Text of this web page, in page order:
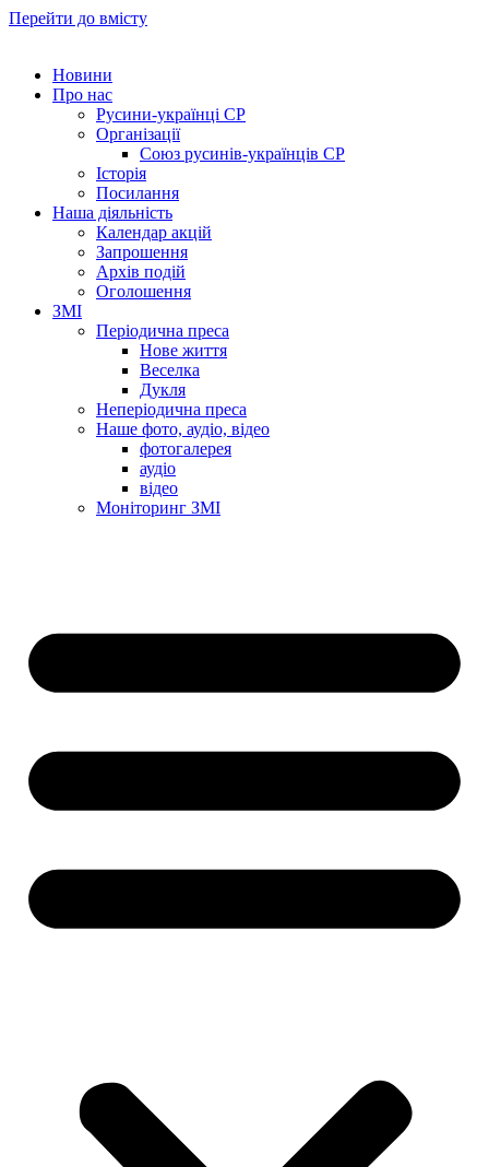
Перейти до вмісту
Новини
Про нас
Русини-українці СР
Організації
Союз русинів-українців СР
Історія
Посилання
Наша діяльність
Календар акцій
Запрошення
Архів подій
Оголошення
ЗМІ
Періодична преса
Нове життя
Веселка
Дукля
Неперіодична преса
Наше фото, аудіо, відео
фотогалерея
аудіо
відео
Моніторинг ЗМІ